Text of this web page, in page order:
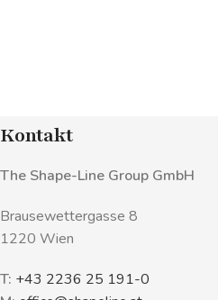
Kontakt
The Shape-Line Group GmbH
Brausewettergasse 8
1220 Wien
T: +43 2236 25 191-0